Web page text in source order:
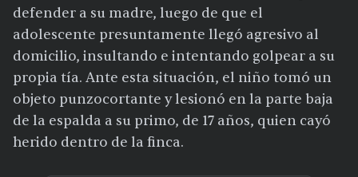
defender a su madre, luego de que el
adolescente presuntamente llegó agresivo al
domicilio, insultando e intentando golpear a su
propia tía. Ante esta situación, el niño tomó un
objeto punzocortante y lesionó en la parte baja
de la espalda a su primo, de 17 años, quien cayó
herido dentro de la finca.